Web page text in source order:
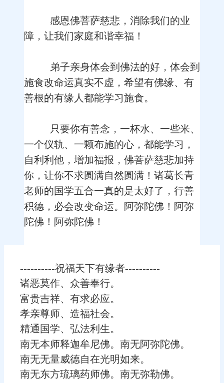
感恩佛菩萨慈悲，消除我们的业
障，让我们家庭和谐幸福！
弟子亲身体会到佛法的好，体会到
施食改命运真实不虚，希望有佛缘、有
善根的有缘人都能学习施食。
只要你有善念，一杯水、一些米、
一个仪轨、一颗布施的心，都能学习，
自利利他，增加福报，佛菩萨慈悲加持
你，让你不求圆满自然圆满！诸葛长青
老师的国学五合一真的是太好了，行善
积德，必会改变命运。阿弥陀佛！阿弥
陀佛！阿弥陀佛！
----------祝福天下有缘者----------
诸恶莫作、众善奉行。
富贵吉祥、有求必应。
孝亲尊师、造福社会。
精通国学、弘法利生。
南无本师释迦牟尼佛。南无阿弥陀佛。
南无无量威德自在光明如来。
南无东方琉璃药师佛。南无弥勒佛。